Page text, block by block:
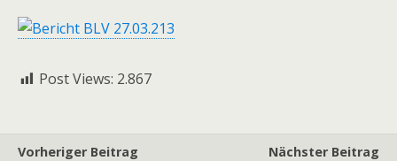
Post Views: 2.867
Vorheriger Beitrag
Nächster Beitrag